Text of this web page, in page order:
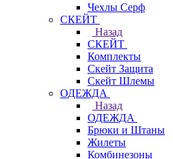
Чехлы Cерф
СКЕЙТ
Назад
СКЕЙТ
Комплекты
Скейт Защита
Скейт Шлемы
ОДЕЖДА
Назад
ОДЕЖДА
Брюки и Штаны
Жилеты
Комбинезоны